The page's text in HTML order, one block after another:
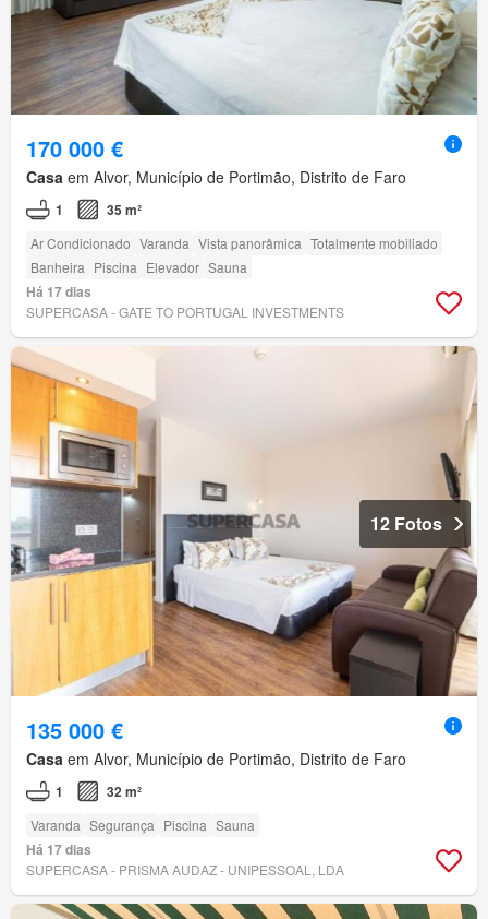
170 000 €
Casa em Alvor, Município de Portimão, Distrito de Faro
1 35 m²
Ar Condicionado Varanda Vista panorâmica Totalmente mobiliado
Banheira Piscina Elevador Sauna
Há 17 dias
SUPERCASA - GATE TO PORTUGAL INVESTMENTS
12 Fotos
135 000 €
Casa em Alvor, Município de Portimão, Distrito de Faro
1 32 m²
Varanda Segurança Piscina Sauna
Há 17 dias
SUPERCASA - PRISMA AUDAZ - UNIPESSOAL, LDA